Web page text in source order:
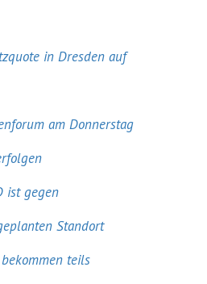
in Dresden auf
am Donnerstag
ist gegen
Standort
teils